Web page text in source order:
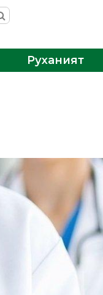
Руханият